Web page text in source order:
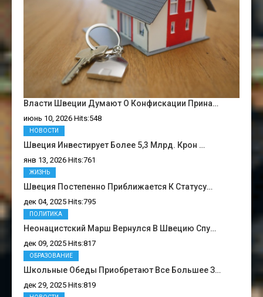
Власти Швеции Думают О Конфискации Прина…
июнь 10, 2026 Hits:548
Швеция Инвестирует Более 5,3 Млрд. Крон …
янв 13, 2026 Hits:761
НОВОСТИ
Швеция Постепенно Приближается К Статусу…
дек 04, 2025 Hits:795
ЖИЗНЬ
Неонацистский Марш Вернулся В Швецию Спу…
дек 09, 2025 Hits:817
ПОЛИТИКА
Школьные Обеды Приобретают Все Большее З…
дек 29, 2025 Hits:819
ОБРАЗОВАНИЕ